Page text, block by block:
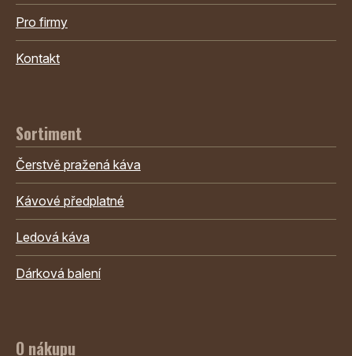
Pro firmy
Kontakt
Sortiment
Čerstvě pražená káva
Kávové předplatné
Ledová káva
Dárková balení
O nákupu